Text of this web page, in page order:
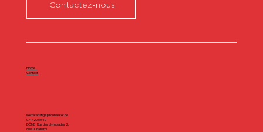
Contactez-nous
secretariat@spiroubasket.be
071/20.60.40
DÔME | Rue des olympiades 2,
6000 Charleroi
Home
Contact